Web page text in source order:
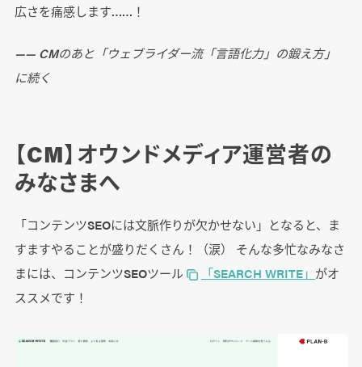
広さを痛感します……！
―― CMのあと「ウェブライダー流「言語化力」の鍛え方」
に続く
【CM】オウンドメディア運営者の
みなさまへ
「コンテンツSEOには文脈作りが欠かせない」となると、ま
すますやることが盛りだくさん！（涙） そんな多忙なみなさ
まには、コンテンツSEOツール
「SEARCH WRITE」 がオ
ススメです！